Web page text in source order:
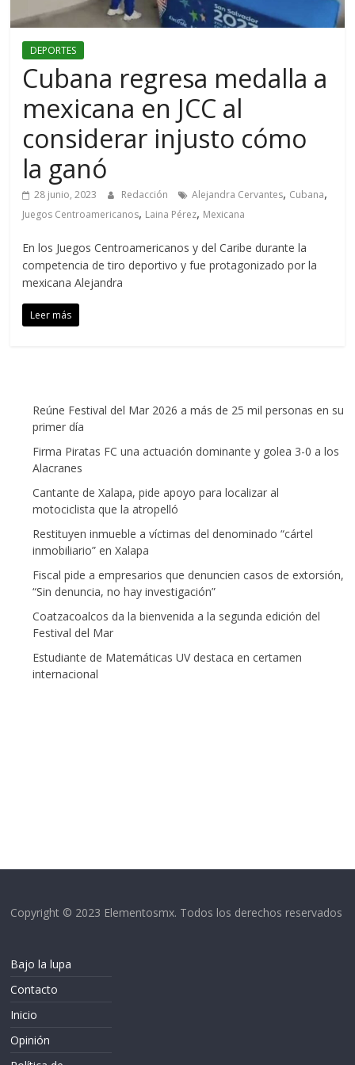
DEPORTES
Cubana regresa medalla a
mexicana en JCC al
considerar injusto cómo
la ganó
28 junio, 2023 Redacción Alejandra Cervantes, Cubana,
Juegos Centroamericanos, Laina Pérez, Mexicana
En los Juegos Centroamericanos y del Caribe durante la
competencia de tiro deportivo y fue protagonizado por la
mexicana Alejandra
Leer más
Reúne Festival del Mar 2026 a más de 25 mil personas en su
primer día
Firma Piratas FC una actuación dominante y golea 3-0 a los
Alacranes
Cantante de Xalapa, pide apoyo para localizar al
motociclista que la atropelló
Restituyen inmueble a víctimas del denominado “cártel
inmobiliario” en Xalapa
Fiscal pide a empresarios que denuncien casos de extorsión,
“Sin denuncia, no hay investigación”
Coatzacoalcos da la bienvenida a la segunda edición del
Festival del Mar
Estudiante de Matemáticas UV destaca en certamen
internacional
Copyright © 2023 Elementosmx. Todos los derechos reservados
Bajo la lupa
Contacto
Inicio
Opinión